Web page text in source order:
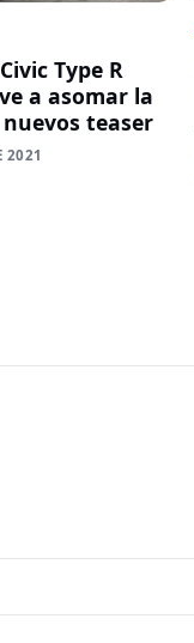
Type R
a asomar la
teaser
2021